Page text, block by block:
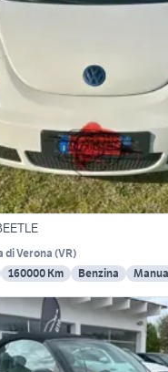
di Verona (VR)
160000 Km Benzina